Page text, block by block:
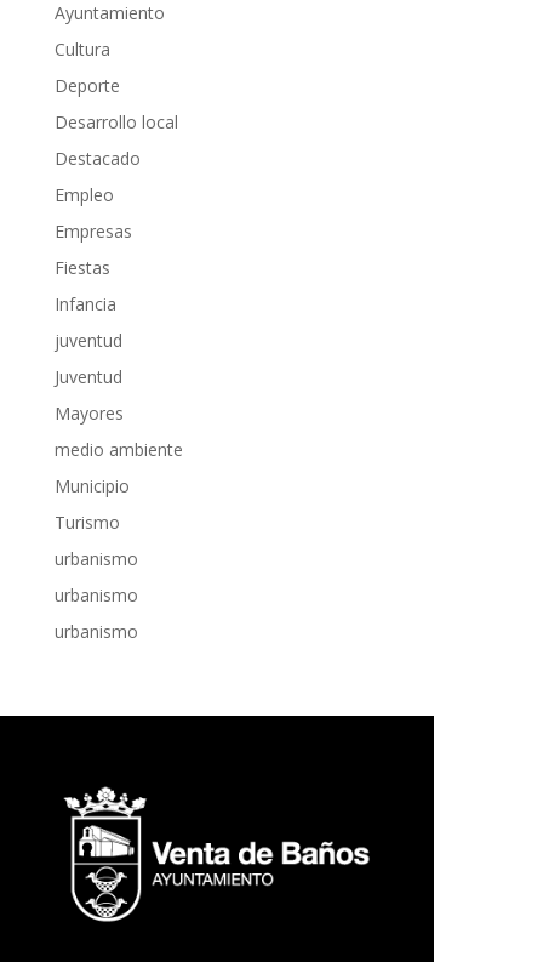
Ayuntamiento
Cultura
Deporte
Desarrollo local
Destacado
Empleo
Empresas
Fiestas
Infancia
juventud
Juventud
Mayores
medio ambiente
Municipio
Turismo
urbanismo
urbanismo
urbanismo